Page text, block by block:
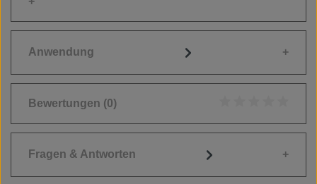
Anwendung
Bewertungen (0)
Fragen & Antworten